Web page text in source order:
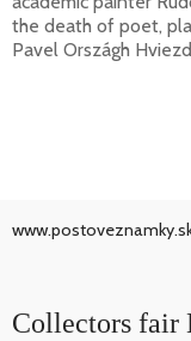
the death of poet,
Pavel Országh
Collectors fair